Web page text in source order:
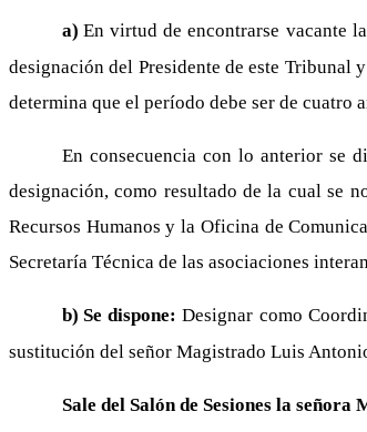
a) En virtud de encontrarse vacante
designación del Presidente de este Tribunal
determina que el período debe ser de cuatro
En consecuencia con lo anterior se
designación, como resultado de la cual se
Recursos Humanos y la Oficina de
Secretaría Técnica de las asociaciones
b) Se dispone:Designar como
sustitución del señor Magistrado Luis
Sale del Salón de Sesiones la